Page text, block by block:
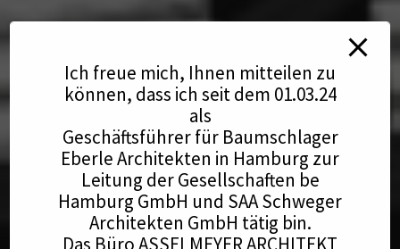
Ich freue mich, Ihnen mitteilen zu
können, dass ich seit dem 01.03.24
als
Geschäftsführer für Baumschlager
Eberle Architekten in Hamburg zur
Leitung der Gesellschaften be
Hamburg GmbH und SAA Schweger
Architekten GmbH tätig bin.
Das Büro ASSELMEYER ARCHITEKT